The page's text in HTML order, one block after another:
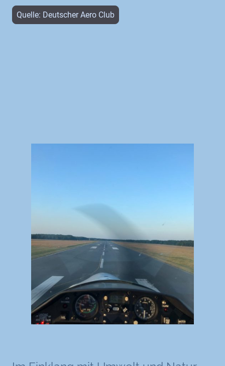
Quelle: Deutscher Aero Club